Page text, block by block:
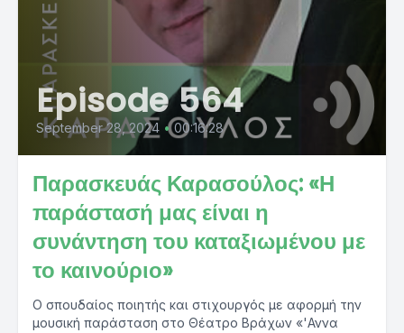
Episode 564
September 28, 2024 • 00:16:28
Παρασκευάς Καρασούλος: «Η
παράστασή μας είναι η
συνάντηση του καταξιωμένου με
το καινούριο»
Ο σπουδαίος ποιητής και στιχουργός με αφορμή την
μουσική παράσταση στο Θέατρο Βράχων «'Αννα